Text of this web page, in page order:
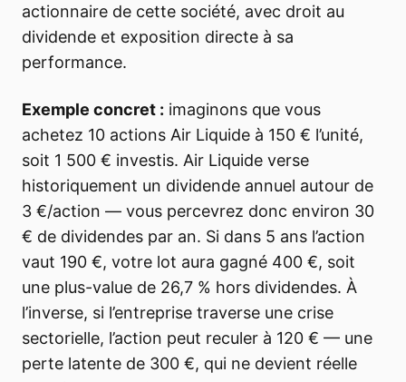
actionnaire de cette société, avec droit au
dividende et exposition directe à sa
performance.
Exemple concret : imaginons que vous
achetez 10 actions Air Liquide à 150 € l’unité,
soit 1 500 € investis. Air Liquide verse
historiquement un dividende annuel autour de
3 €/action — vous percevrez donc environ 30
€ de dividendes par an. Si dans 5 ans l’action
vaut 190 €, votre lot aura gagné 400 €, soit
une plus-value de 26,7 % hors dividendes. À
l’inverse, si l’entreprise traverse une crise
sectorielle, l’action peut reculer à 120 € — une
perte latente de 300 €, qui ne devient réelle